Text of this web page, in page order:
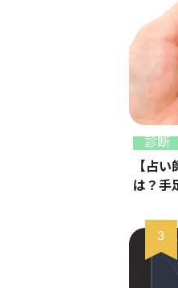
診断
【占
は？手